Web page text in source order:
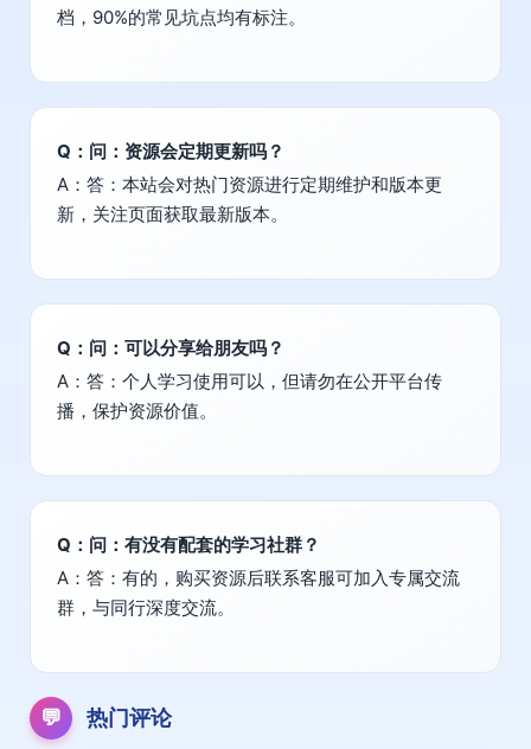
档，90%的常见坑点均有标注。
Q：问：资源会定期更新吗？
A：答：本站会对热门资源进行定期维护和版本更
新，关注页面获取最新版本。
Q：问：可以分享给朋友吗？
A：答：个人学习使用可以，但请勿在公开平台传
播，保护资源价值。
Q：问：有没有配套的学习社群？
A：答：有的，购买资源后联系客服可加入专属交流
群，与同行深度交流。
💬 热门评论